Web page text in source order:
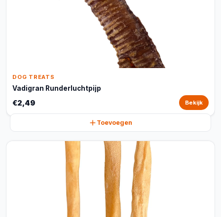
DOG TREATS
Vadigran Runderluchtpijp
€2,49 Bekijk
Toevoegen